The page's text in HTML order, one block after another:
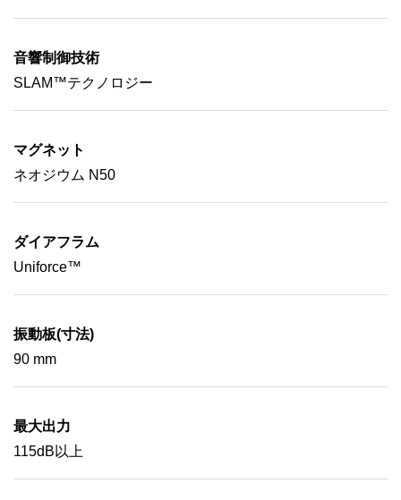
音響制御技術
SLAM™テクノロジー
マグネット
ネオジウム N50
ダイアフラム
Uniforce™
振動板(寸法)
90 mm
最大出力
115dB以上